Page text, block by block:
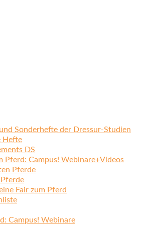
Sonderhefte der Dressur-Studien
Hefte
DS
Pferd: Campus! Webinare+Videos
Pferde
Fair zum Pferd
Campus! Webinare